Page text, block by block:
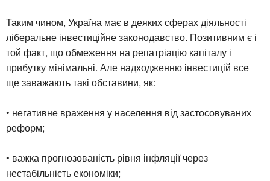
Таким чином, Україна має в деяких сферах діяльності
ліберальне інвестиційне законодавство. Позитивним є і
той факт, що обмеження на репатріацію капіталу і
прибутку мінімальні. Але надходженню інвестицій все
ще заважають такі обставини, як:
• негативне враження у населення від застосовуваних
реформ;
• важка прогнозованість рівня інфляції через
нестабільність економіки;